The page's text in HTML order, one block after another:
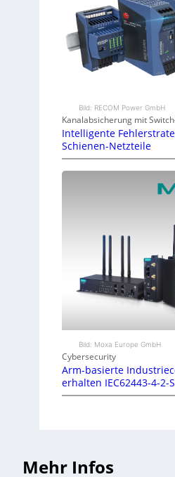
Bild: RECOM Power GmbH
Kanalabsicherung mit
Intelligente
Schienen-Netzteile
Bild: Moxa Europe GmbH
Cybersecurity
Arm-basierte
erhalten IEC62443-4-2-
Mehr Infos